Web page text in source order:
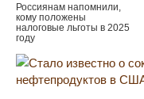
Россиянам напомнили,
кому положены
налоговые льготы в 2025
году